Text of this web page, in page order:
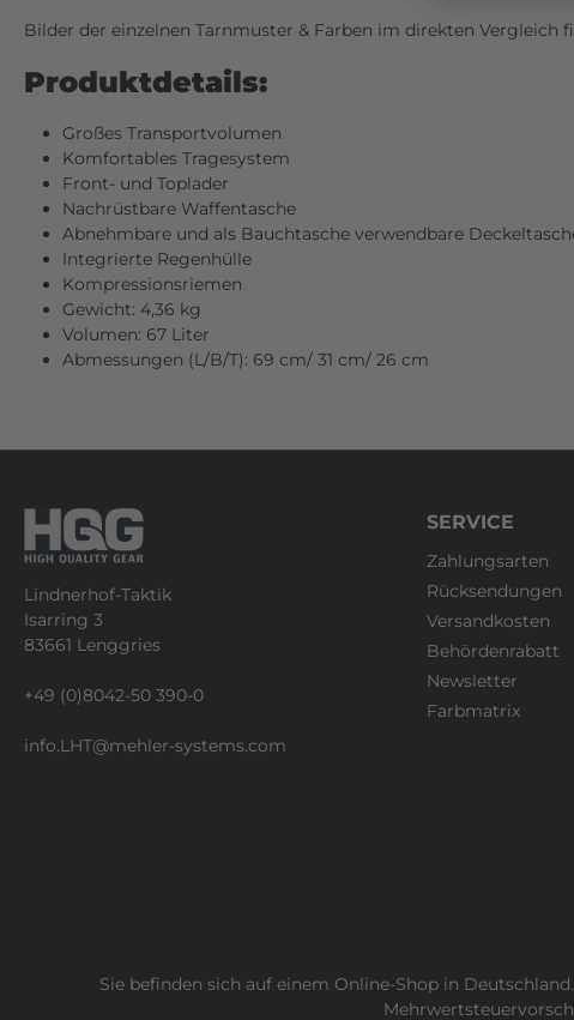
Bilder der einzelnen Tarnmuster & Farben im direkten Vergleich
Produktdetails:
Großes Transportvolumen
Komfortables Tragesystem
Front- und Toplader
Nachrüstbare Waffentasche
Abnehmbare und als Bauchtasche verwendbare
Integrierte Regenhülle
Kompressionsriemen
Gewicht: 4,36 kg
Volumen: 67 Liter
Abmessungen (L/B/T): 69 cm/ 31 cm/ 26 cm
Lindnerhof-Taktik
Isarring 3
83661 Lenggries
+49 (0)8042-50 390-0
info.LHT@mehler-systems.com
SERVICE
Zahlungsarten
Rücksendungen
Versandkosten
Behördenrabatt
Newsletter
Farbmatrix
Sie befinden sich auf einem Online-Shop in